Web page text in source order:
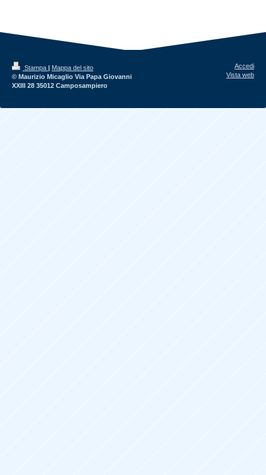
Stampa
Mappa del sito
© Maurizio Micaglio Via Papa Giovanni
XXIII 28 35012 Camposampiero
Accedi
Vista web